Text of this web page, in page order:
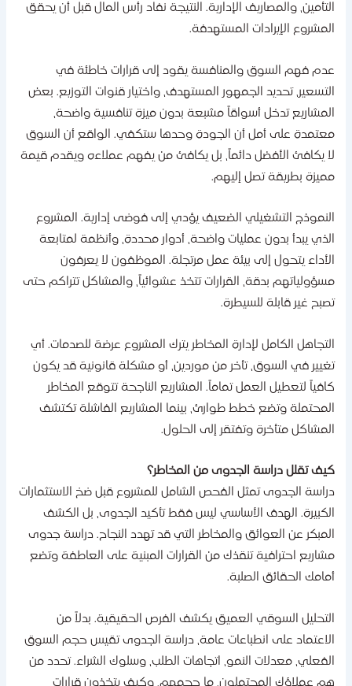
والمصاريف الإدارية. النتيجة نفاد رأس المال قبل أن يحقق
الإيرادات المستهدفة.
فهم السوق والمنافسة يقود إلى قرارات خاطئة في
تحديد الجمهور المستهدف، واختيار قنوات التوزيع. بعض
تدخل أسواقاً مشبعة بدون ميزة تنافسية واضحة،
على أمل أن الجودة وحدها ستكفي. الواقع أن السوق
يكافئ الأفضل دائماً، بل يكافئ من يفهم عملاءه ويقدم قيمة
بطريقة تصل إليهم.
التشغيلي الضعيف يؤدي إلى فوضى إدارية. المشروع
يبدأ بدون عمليات واضحة، أدوار محددة، وأنظمة لمتابعة
يتحول إلى بيئة عمل مرتجلة. الموظفون لا يعرفون
بدقة، القرارات تتخذ عشوائياً، والمشاكل تتراكم حتى
غير قابلة للسيطرة.
الكامل لإدارة المخاطر يترك المشروع عرضة للصدمات. أي
في السوق، تأخر من موردين، أو مشكلة قانونية قد يكون
لتعطيل العمل تماماً. المشاريع الناجحة تتوقع المخاطر
وتضع خطط طوارئ، بينما المشاريع الفاشلة تكتشف
متأخرة وتفتقر إلى الحلول.
تقلل دراسة الجدوى من المخاطر؟
الجدوى تمثل الفحص الشامل للمشروع قبل ضخ الاستثمارات
الهدف الأساسي ليس فقط تأكيد الجدوى، بل الكشف
عن العوائق والمخاطر التي قد تهدد النجاح. دراسة جدوى
احترافية تنقذك من القرارات المبنية على العاطفة وتضع
الحقائق الصلبة.
السوقي العميق يكشف الفرص الحقيقية. بدلاً من
على انطباعات عامة، دراسة الجدوى تقيس حجم السوق
معدلات النمو، اتجاهات الطلب، وسلوك الشراء. تحدد من
عملاؤك المحتملون، ما حجمهم، وكيف يتخذون قرارات